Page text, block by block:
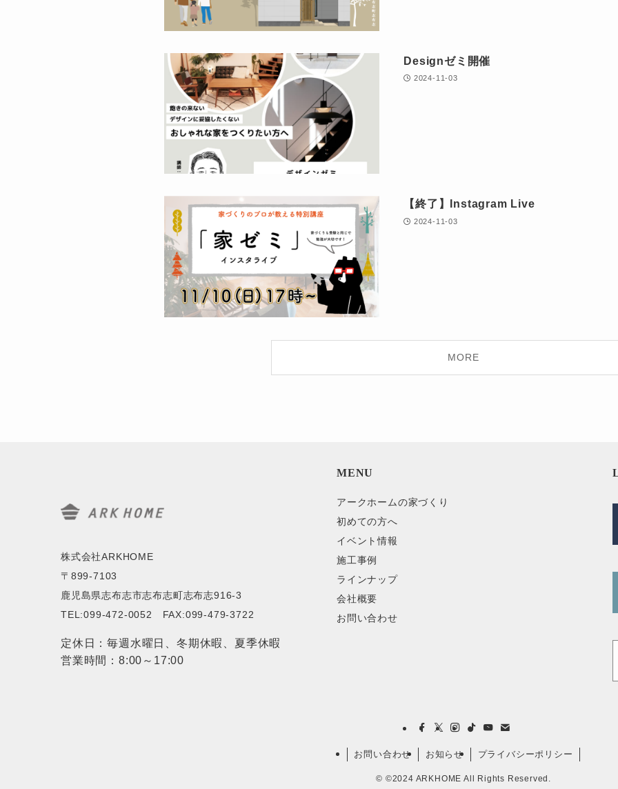
Designゼミ開催
2024-11-03
【終了】Instagram Live
2024-11-03
MORE
株式会社ARKHOME
〒899-7103
鹿児島県志布志市志布志町志布志916-3
TEL:099-472-0052 FAX:099-479-3722
定休日：毎週水曜日、冬期休暇、夏季休暇
営業時間：8:00～17:00
MENU
アークホームの家づくり
初めての方へ
イベント情報
施工事例
ラインナップ
会社概要
お問い合わせ
お問い合わせ お知らせ プライバシーポリシー
© ©2024 ARKHOME All Rights Reserved.